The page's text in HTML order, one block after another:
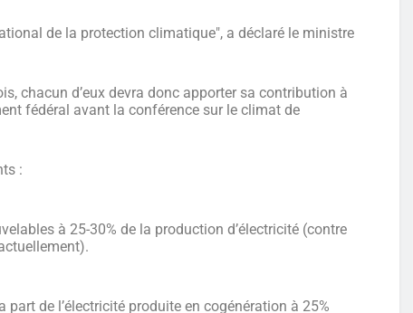
de la protection climatique", a déclaré le ministre
chacun d’eux devra donc apporter sa contribution à
fédéral avant la conférence sur le climat de
:
à 25-30% de la production d’électricité (contre
de l’électricité produite en cogénération à 25%